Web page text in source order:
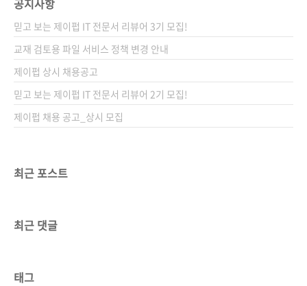
책은 인프라(네트워크) 엔지니어에게는 소프트
웨어적인 성능 튜닝 방법을, 반대로 소프트웨어
엔지니어에게는 네트워크적인 성능 튜닝 방법을
접할 좋은 기회가 될 것입니다. 먼저, 차례를 간
단하게..
공지사항
믿고 보는 제이펍 IT 전문서 리뷰어 3기 모집!
교재 검토용 파일 서비스 정책 변경 안내
제이펍 상시 채용공고
믿고 보는 제이펍 IT 전문서 리뷰어 2기 모집!
제이펍 채용 공고_상시 모집
최근 포스트
최근 댓글
태그